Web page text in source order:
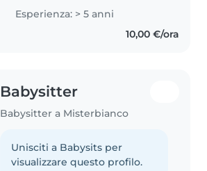
assistente sociale, dentro di me
nasce questa vocazione verso i
bambini e tutte le persone
Esperienza: > 5 anni
10,00 €/ora
Babysitter
Babysitter a Misterbianco
Unisciti a Babysits per
visualizzare questo profilo.